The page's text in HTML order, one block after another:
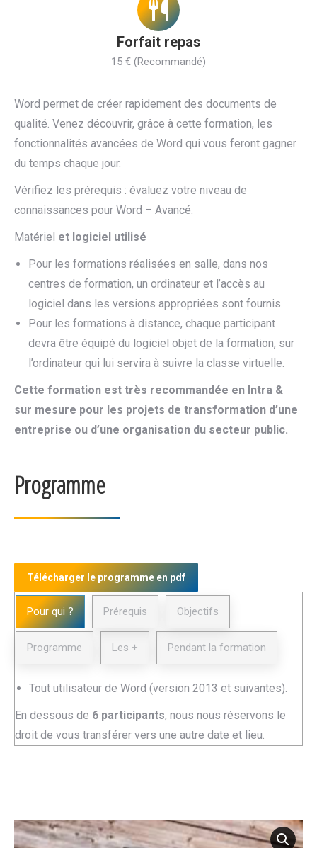
Forfait repas
15 € (Recommandé)
Word permet de créer rapidement des documents de
qualité. Venez découvrir, grâce à cette formation, les
fonctionnalités avancées de Word qui vous feront gagner
du temps chaque jour.
Vérifiez les prérequis : évaluez votre niveau de
connaissances pour Word – Avancé.
Matériel et logiciel utilisé
Pour les formations réalisées en salle, dans nos
centres de formation, un ordinateur et l’accès au
logiciel dans les versions appropriées sont fournis.
Pour les formations à distance, chaque participant
devra être équipé du logiciel objet de la formation, sur
l’ordinateur qui lui servira à suivre la classe virtuelle.
Cette formation est très recommandée en Intra &
sur mesure pour les projets de transformation d’une
entreprise ou d’une organisation du secteur public.
Programme
Télécharger le programme en pdf
Pour qui ? Prérequis Objectifs
Programme Les + Pendant la formation
Tout utilisateur de Word (version 2013 et suivantes).
En dessous de 6 participants, nous nous réservons le
droit de vous transférer vers une autre date et lieu.